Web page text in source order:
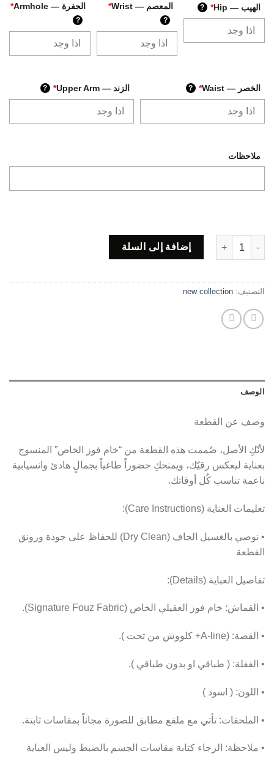
الحفرة — Armhole *
?
المعصم — Wrist *
?
الهيب — Hip *
?
الزند — Upper Arm *
? الخصر — Waist *
?
ملاحظات
إضافة إلى السلة
التصنيف: new collection
الوصف
وصف عن القطعة
لأنّكِ الأصل، صُممت هذه القطعة من “خام فوز الخاص” المنسوج
بعناية ليعكس رقيّك، ويمنحكِ حضوراً طاغياً بجمالٍ هادئ وانسيابية
ناعمة تناسب كُل أوقاتك.
تعليمات العناية (Care Instructions):
• نوصي بالغسيل الجاف (Dry Clean) للحفاظ على جودة ورونق
القطعة
تفاصيل العباية (Details):
• القماش: خام فوز العقيلي الخاص (Signature Fouz Fabric).
• القصة: (A-line+ كلووش من تحت ).
• القفلة: ( طباقي او بدون طباقي ).
• اللون: ( اسود )
• الملحقات: تأتي مع ملفع مطابق للصورة مجاناً بمقاسات ثابتة.
• ملاحظة: الرجاء كتابة مقاسات الجسم بالضبط وليس العباية